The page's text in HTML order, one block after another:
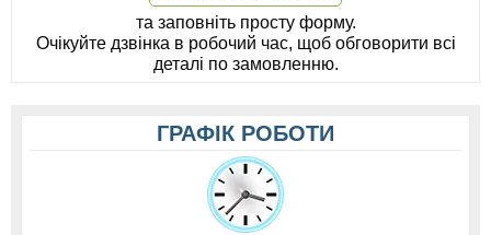
та заповніть просту форму.
Очікуйте дзвінка в робочий час, щоб обговорити всі
деталі по замовленню.
ГРАФІК РОБОТИ